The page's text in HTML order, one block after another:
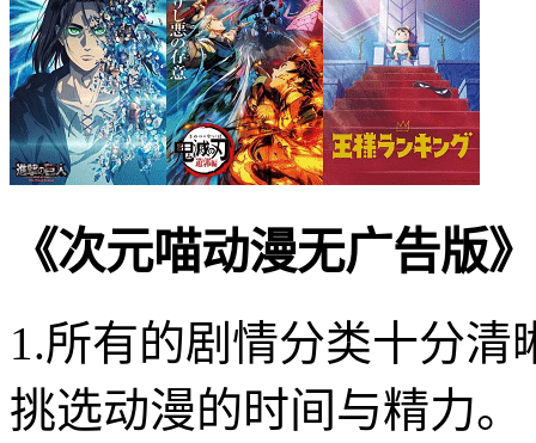
《次元喵动漫无广告版
1.所有的剧情分类十分
挑选动漫的时间与精力。